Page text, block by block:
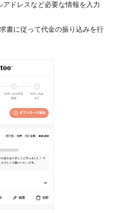
ドレスなど必要な情報を入力
書に従って代金の振り込みを行